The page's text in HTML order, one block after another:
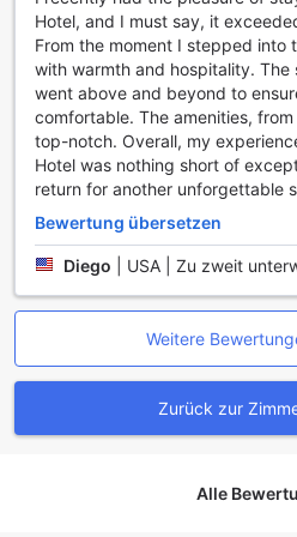
Option ermöglicht Ihnen einen
zeitsparenden Start oder
Außerdem kümmern wir uns
Unterkunft, damit Sie sich in
einladenden Umgebung
haben wir einen ausgewiesenen
eingerichtet, der Ihnen die
genießen. Und falls Sie mit
auf unseren praktischen
verlassen.
Transportmöglichkeiten im
Gästen eine Vielzahl von
Transportmöglichkeiten, die
wie möglich gestalten. Mit einem
Transfer-Service können Sie
Touren zur Verfügung, die es
Hotel, and I must say, it
From the moment I stepped into
with warmth and hospitality.
went above and beyond to
comfortable. The amenities,
top-notch. Overall, my
Hotel was nothing short of
return for another unforgettable
Bewertung übersetzen
Diego USA | Zu zweit
Weitere
Zurück zur
Alle